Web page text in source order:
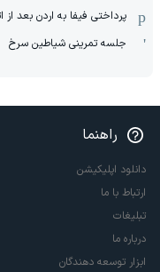
پرداختی فیفا به اردن بعد از
جلسه تمرینی شیاطین سرخ
راهنما
دانلود اپلیکیشن
ارتباط با ما
تبلیغات
درباره ما
ابزار توسعه دهندگان